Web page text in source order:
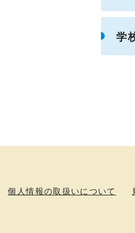
学
個人情報の取扱いについて